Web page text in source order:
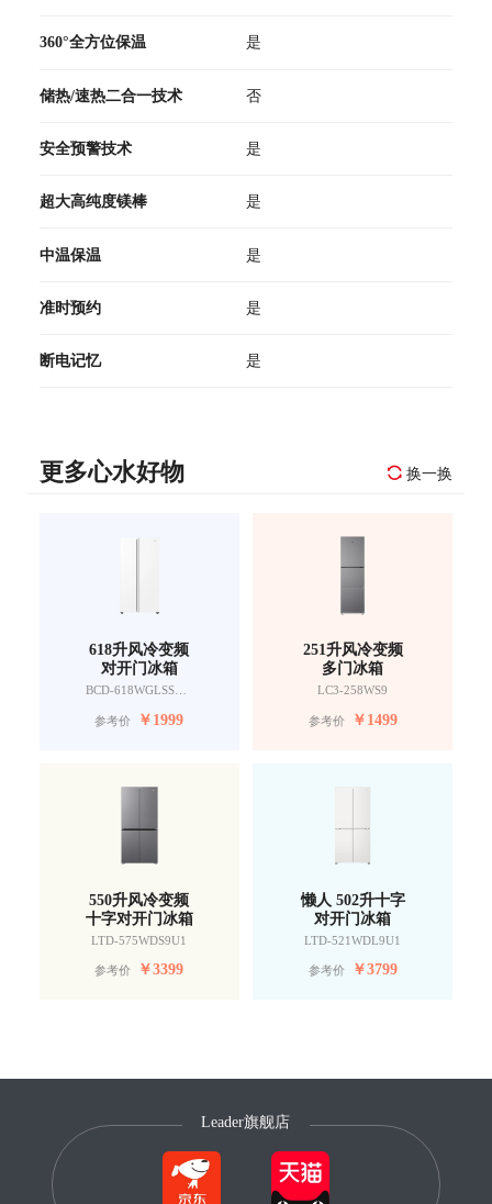
360°全方位保温 是
储热/速热二合一技术 否
安全预警技术 是
超大高纯度镁棒 是
中温保温 是
准时预约 是
断电记忆 是
更多心水好物 换一换
618升风冷变频
对开门冰箱
BCD-618WGLSSEDW9
参考价 ￥1999
251升风冷变频
多门冰箱
LC3-258WS9
参考价 ￥1499
550升风冷变频
十字对开门冰箱
LTD-575WDS9U1
参考价 ￥3399
懒人 502升十字
对开门冰箱
LTD-521WDL9U1
参考价 ￥3799
Leader旗舰店